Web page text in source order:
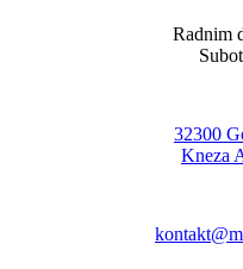
Radnim
32300
Kneza